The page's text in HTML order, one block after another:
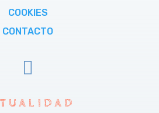
COOKIES
CONTACTO
